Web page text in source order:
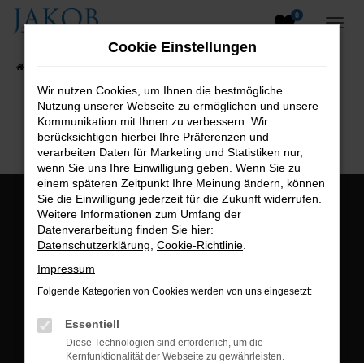
Zum
0
B2B-Shop
Öffnungszeiten:
Montag bis Freitag:
Postadresse:
Cookie Einstellungen
Wir nutzen Cookies, um Ihnen die bestmögliche
Nutzung unserer Webseite zu ermöglichen und unsere
Kommunikation mit Ihnen zu verbessern. Wir
berücksichtigen hierbei Ihre Präferenzen und
verarbeiten Daten für Marketing und Statistiken nur,
wenn Sie uns Ihre Einwilligung geben. Wenn Sie zu
einem späteren Zeitpunkt Ihre Meinung ändern, können
Sie die Einwilligung jederzeit für die Zukunft widerrufen.
Weitere Informationen zum Umfang der
Datenverarbeitung finden Sie hier:
Datenschutzerklärung Cookie-Richtlinie
Impressum
Folgende Kategorien von Cookies werden von uns eingesetzt:
Essentiell
Diese Technologien sind erforderlich, um die
Kernfunktionalität der Webseite zu gewährleisten.